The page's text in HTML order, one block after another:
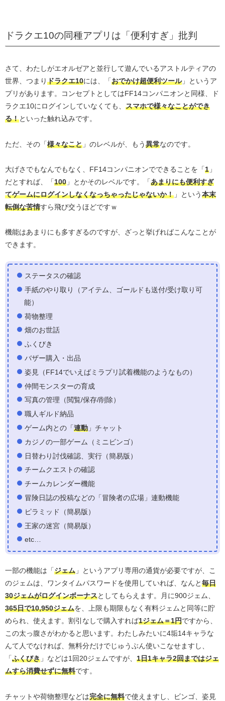
ドラクエ10の同種アプリは「便利すぎ」批判
さて、わたしがエオルゼアと並行して遊んでいるアストルティアの
世界、つまりドラクエ10には、「おでかけ超便利ツール」というア
プリがあります。コンセプトとしてはFF14コンパニオンと同様、ド
ラクエ10にログインしていなくても、 スマホで様々なことができ
る！といった触れ込みです。
ただ、その「様々なこと 」のレベルが、もう異常なのです。
大げさでもなんでもなく、FF14コンパニオンでできることを「1 」
だとすれば、「100 」とかそのレベルです。「あまりにも便利すぎ
てゲームにログインしなくなっちゃったじゃないか！ 」という本末
転倒な苦情すら飛び交うほどですｗ
機能はあまりにも多すぎるのですが、ざっと挙げればこんなことが
できます。
ステータスの確認
手紙のやり取り（アイテム、ゴールドも送付/受け取り可
能）
荷物整理
畑のお世話
ふくびき
バザー購入・出品
姿見（FF14でいえばミラプリ試着機能のようなもの）
仲間モンスターの育成
写真の管理（閲覧/保存/削除）
職人ギルド納品
ゲーム内との「連動」チャット
カジノの一部ゲーム（ミニビンゴ）
日替わり討伐確認、実行（簡易版）
チームクエストの確認
チームカレンダー機能
冒険日誌の投稿などの「冒険者の広場」連動機能
ピラミッド（簡易版）
王家の迷宮（簡易版）
etc…
一部の機能は「ジェム 」というアプリ専用の通貨が必要ですが、こ
のジェムは、ワンタイムパスワードを使用していれば、なんと毎日
30ジェムがログインボーナスとしてもらえます。月に900ジェム、
365日で10,950ジェムを、上限も期限もなく有料ジェムと同等に貯
められ、使えます。割引なしで購入すれば1ジェム＝1円ですから、
この太っ腹さがわかると思います。わたしみたいに4垢14キャラな
んて人でなければ、無料分だけでじゅうぶん使いこなせますし、
「ふくびき 」などは1回20ジェムですが、 1日1キャラ2回まではジェ
ムすら消費せずに無料です。
チャットや荷物整理などは完全に無料で使えますし、ビンゴ、姿見